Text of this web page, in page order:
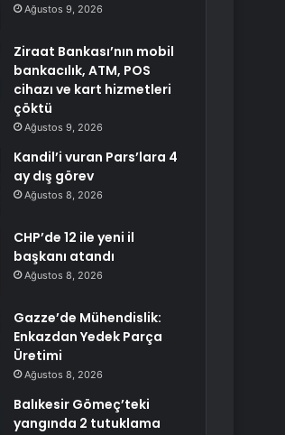
Ağustos 9, 2026
Ziraat Bankası’nın mobil
bankacılık, ATM, POS
cihazı ve kart hizmetleri
çöktü
Ağustos 9, 2026
Kandil’i vuran Pars’lara 4
ay dış görev
Ağustos 8, 2026
CHP’de 12 ile yeni il
başkanı atandı
Ağustos 8, 2026
Gazze’de Mühendislik:
Enkazdan Yedek Parça
Üretimi
Ağustos 8, 2026
Balıkesir Gömeç’teki
yangında 2 tutuklama